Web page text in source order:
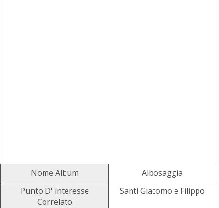
Nome Album
Albosaggia
Punto D' interesse
Correlato
Santi Giacomo e Filippo